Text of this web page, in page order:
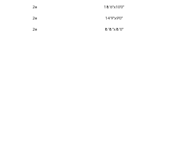
2e
2e
2e
18’6”x10’0”
14’9”x9’0”
8’8”x8’0”